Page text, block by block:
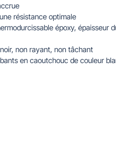
résistance optimale
époxy, épaisseur
non rayant, non tâchant
en caoutchouc de couleur